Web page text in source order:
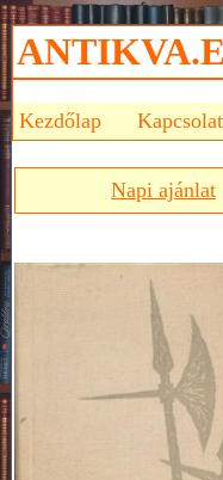
Kezdőlap Kapcsolat
Napi ajánlat